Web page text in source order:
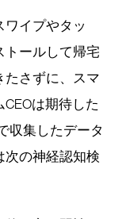
イプやタッ
トールして帰宅
たさずに、スマ
は期待した
収集したデータ
次の神経認知検